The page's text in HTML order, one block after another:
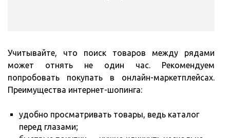
Учитывайте, что поиск товаров между рядами
может отнять не один час. Рекомендуем
попробовать покупать в онлайн-маркетплейсах.
Преимущества интернет-шопинга:
удобно просматривать товары, ведь каталог
перед глазами;